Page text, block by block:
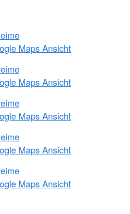
Maps Ansicht
Maps Ansicht
Maps Ansicht
Maps Ansicht
Maps Ansicht